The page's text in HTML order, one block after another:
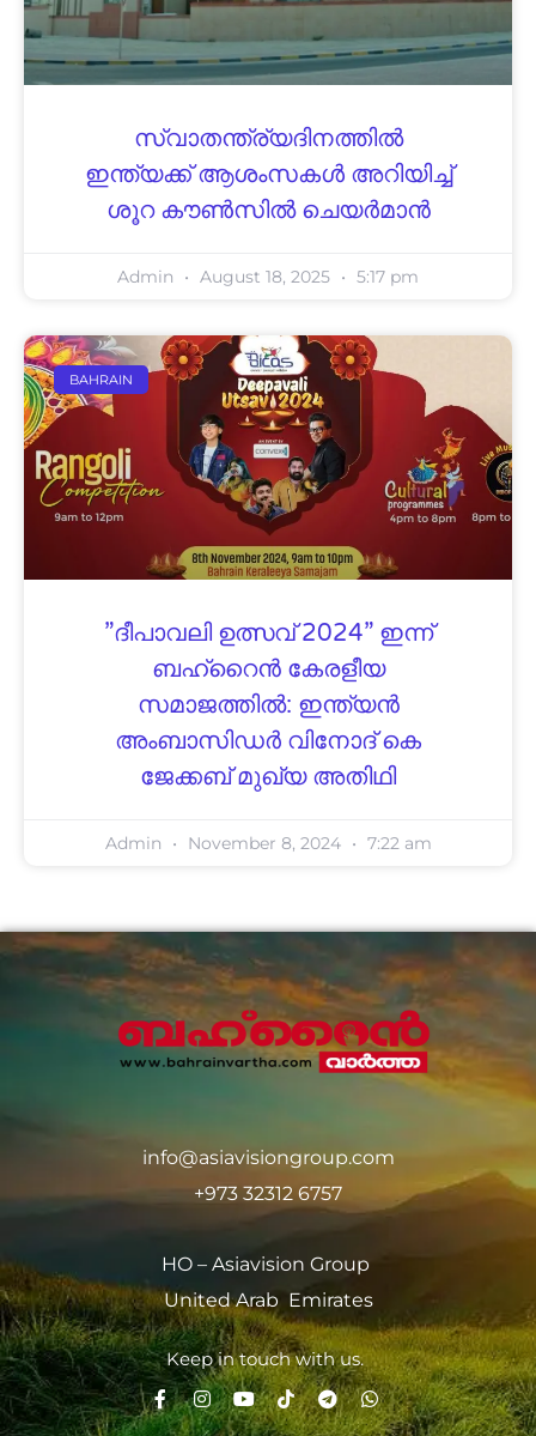
സ്വാതന്ത്ര്യദിനത്തില്‍
ഇന്ത്യക്ക് ആശംസകള്‍ അറിയിച്ച്
ശൂറ കൗണ്‍സില്‍ ചെയര്‍മാന്‍
Admin August 18, 2025 5:17 pm
BAHRAIN
”ദീപാവലി ഉത്സവ്‌ 2024” ഇന്ന്
ബഹ്‌റൈൻ കേരളീയ
സമാജത്തിൽ: ഇന്ത്യൻ
അംബാസിഡർ വിനോദ് കെ
ജേക്കബ് മുഖ്യ അതിഥി
Admin November 8, 2024 7:22 am
info@asiavisiongroup.com
+973 32312 6757
HO – Asiavision Group
United Arab Emirates
Keep in touch with us.